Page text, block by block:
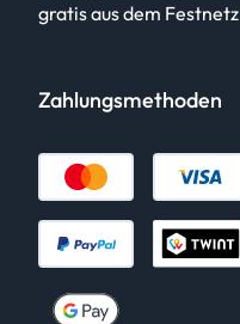
gratis aus dem Festnetz
Zahlungsmethoden